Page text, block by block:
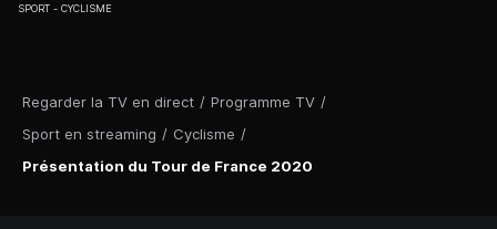
Regarder la TV en direct / Programme TV /
Sport en streaming / Cyclisme /
Présentation du Tour de France 2020
SPORT CYCLISME